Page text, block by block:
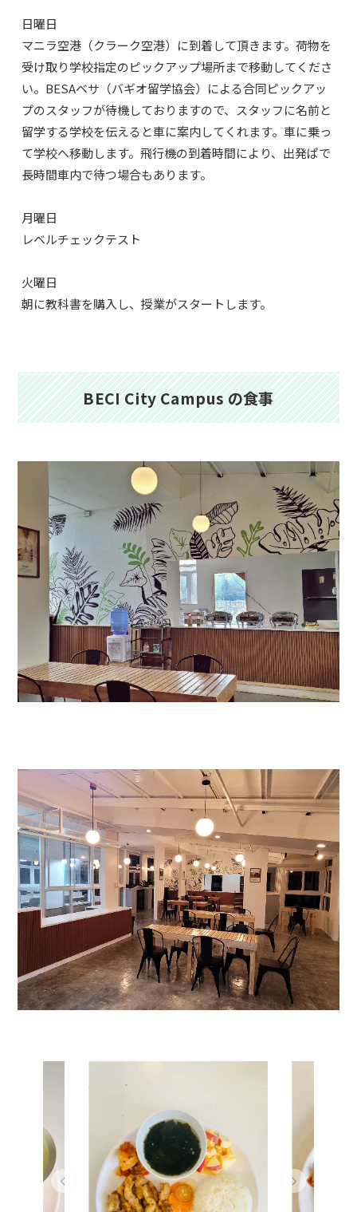
日曜日
マニラ空港（クラーク空港）に到着して頂きます。荷物を
受け取り学校指定のピックアップ場所まで移動してくださ
い。BESAベサ（バギオ留学協会）による合同ピックアッ
プのスタッフが待機しておりますので、スタッフに名前と
留学する学校を伝えると車に案内してくれます。車に乗っ
て学校へ移動します。飛行機の到着時間により、出発ぱで
長時間車内で待つ場合もあります。
月曜日
レベルチェックテスト
火曜日
朝に教科書を購入し、授業がスタートします。
BECI City Campus の食事